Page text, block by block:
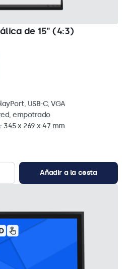
de 15" (4:3)
USB-C, VGA
empotrado
345 x 269 x 47 mm
Añadir a la cesta